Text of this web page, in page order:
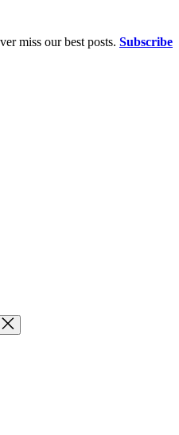
miss our best posts. Subscribe